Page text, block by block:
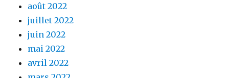
août 2022
juillet 2022
juin 2022
mai 2022
avril 2022